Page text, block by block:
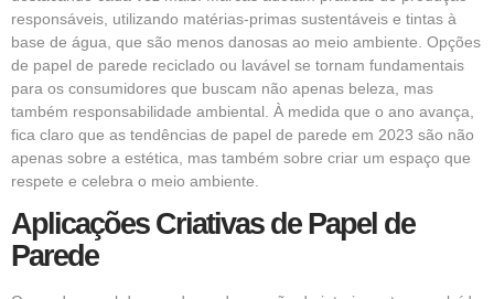
responsáveis, utilizando matérias-primas sustentáveis e tintas à
base de água, que são menos danosas ao meio ambiente. Opções
de papel de parede reciclado ou lavável se tornam fundamentais
para os consumidores que buscam não apenas beleza, mas
também responsabilidade ambiental. À medida que o ano avança,
fica claro que as tendências de papel de parede em 2023 são não
apenas sobre a estética, mas também sobre criar um espaço que
respete e celebra o meio ambiente.
Aplicações Criativas de Papel de
Parede